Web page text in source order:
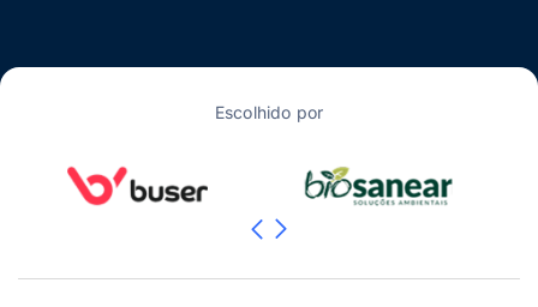
Escolhido por